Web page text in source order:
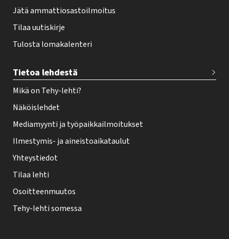
Jätä ammattiosastoilmoitus
Tilaa uutiskirje
Tulosta lomakalenteri
Tietoa lehdestä
Mikä on Tehy-lehti?
Näköislehdet
Mediamyynti ja työpaikkailmoitukset
Ilmestymis- ja aineistoaikataulut
Yhteystiedot
Tilaa lehti
Osoitteenmuutos
Tehy-lehti somessa